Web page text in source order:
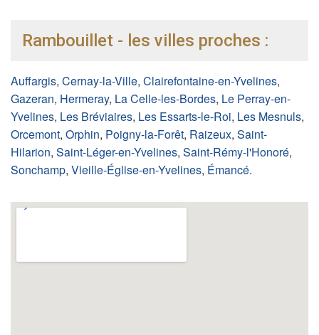
Rambouillet - les villes proches :
Auffargis, Cernay-la-Ville, Clairefontaine-en-Yvelines,
Gazeran, Hermeray, La Celle-les-Bordes, Le Perray-en-
Yvelines, Les Bréviaires, Les Essarts-le-Roi, Les Mesnuls,
Orcemont, Orphin, Poigny-la-Forêt, Raizeux, Saint-
Hilarion, Saint-Léger-en-Yvelines, Saint-Rémy-l'Honoré,
Sonchamp, Vieille-Église-en-Yvelines, Émancé.